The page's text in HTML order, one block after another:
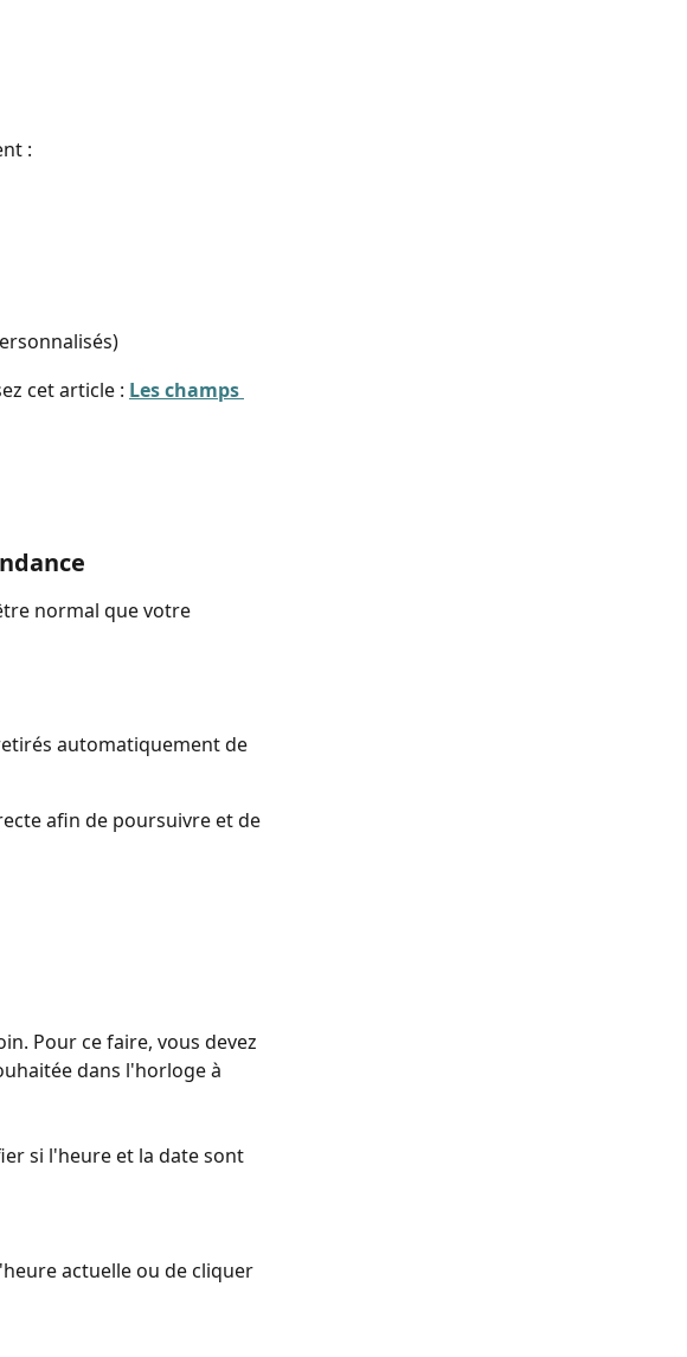
:
cet article : Les champs
normal que votre
automatiquement de
afin de poursuivre et de
Pour ce faire, vous devez
dans l'horloge à
si l'heure et la date sont
actuelle ou de cliquer